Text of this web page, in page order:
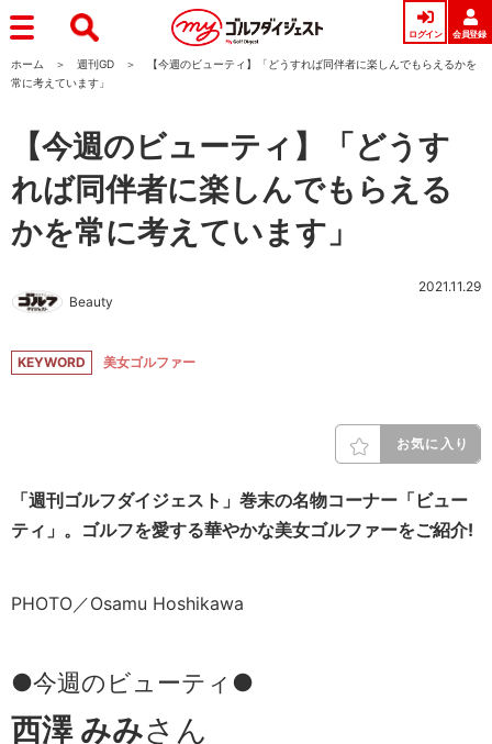
ログイン 会員登録
ホーム 週刊GD
【今週のビューティ】「どうすれば同伴者に楽しんでもらえるかを
常に考えています」
【今週のビューティ】「どうす
れば同伴者に楽しんでもらえる
かを常に考えています」
Beauty
2021.11.29
KEYWORD 美女ゴルファー
お気に入り
「週刊ゴルフダイジェスト」巻末の名物コーナー「ビュー
ティ」。ゴルフを愛する華やかな美女ゴルファーをご紹介!
PHOTO／Osamu Hoshikawa
●今週のビューティ●
西澤 みみさん